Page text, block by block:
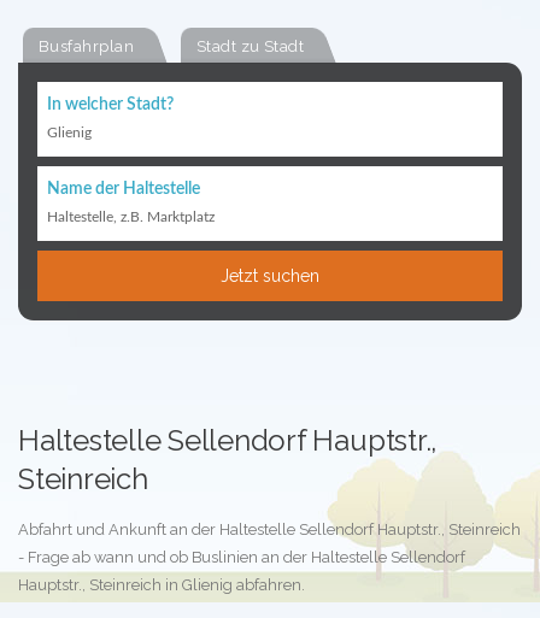
Busfahrplan Stadt zu Stadt
In welcher Stadt?
Glienig
Name der Haltestelle
Haltestelle, z.B. Marktplatz
Jetzt suchen
Haltestelle Sellendorf Hauptstr.,
Steinreich
Abfahrt und Ankunft an der Haltestelle Sellendorf Hauptstr., Steinreich
- Frage ab wann und ob Buslinien an der Haltestelle Sellendorf
Hauptstr., Steinreich in Glienig abfahren.